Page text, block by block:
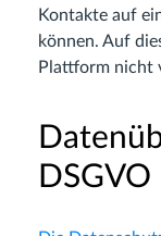
Kontakte auf
können. Auf
Plattform nicht
DSGVO